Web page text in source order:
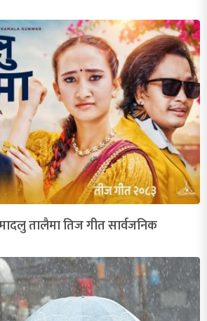
तालैमा तिज गीत सार्वजनिक